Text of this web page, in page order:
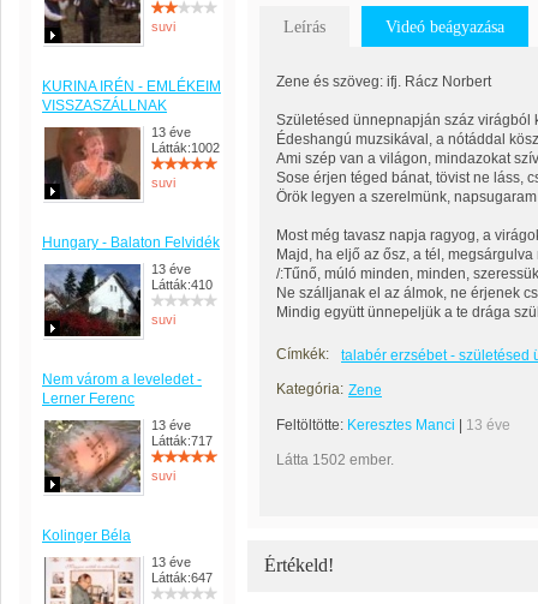
suvi
KURINA IRÉN - EMLÉKEIM
VISSZASZÁLLNAK
13 éve
Látták:1002
suvi
Hungary - Balaton Felvidék
13 éve
Látták:410
suvi
Nem várom a leveledet -
Lerner Ferenc
13 éve
Látták:717
suvi
Kolinger Béla
13 éve
Látták:647
Leírás Videó beágyazása
Zene és szöveg: ifj. Rácz Norbert
Születésed ünnepnapján száz virágból
Édeshangú muzsikával, a nótáddal
Ami szép van a világon, mindazokat
Sose érjen téged bánat, tövist ne láss,
Örök legyen a szerelmünk,
Most még tavasz napja ragyog, a
Majd, ha eljő az ősz, a tél,
/:Tűnő, múló minden, minden,
Ne szálljanak el az álmok, ne érjenek
Mindig együtt ünnepeljük a te drága
Címkék:
talabér erzsébet - születésed
Kategória: Zene
Feltöltötte: Keresztes Manci 13 éve
Látta 1502 ember.
Értékeld!